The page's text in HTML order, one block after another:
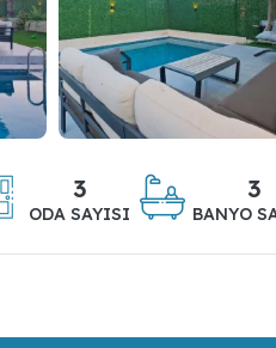
3
ODA SAYISI
3
BANYO